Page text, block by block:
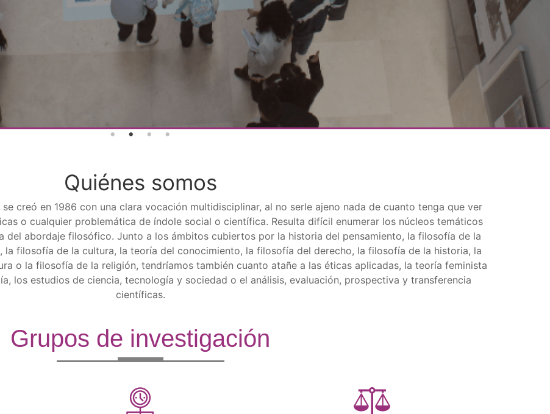
Quiénes somos
creó en 1986 con una clara vocación multidisciplinar, al no serle ajeno nada de cuanto tenga que ver
o cualquier problemática de índole social o científica. Resulta difícil enumerar los núcleos temáticos
del abordaje filosófico. Junto a los ámbitos cubiertos por la historia del pensamiento, la filosofía de la
filosofía de la cultura, la teoría del conocimiento, la filosofía del derecho, la filosofía de la historia, la
o la filosofía de la religión, tendríamos también cuanto atañe a las éticas aplicadas, la teoría feminista
los estudios de ciencia, tecnología y sociedad o el análisis, evaluación, prospectiva y transferencia
científicas.
Grupos de investigación